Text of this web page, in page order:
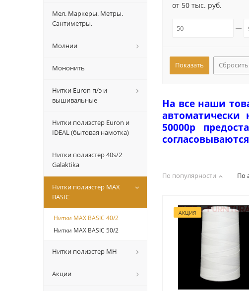
от 50 тыс. руб.
Сбросить
На все наши
автоматически
50000р
По популярности По
АКЦИЯ
Мел. Маркеры. Метры.
Сантиметры.
Молнии
Мононить
Нитки Euron п/э и
вышивальные
Нитки полиэстер Euron и
IDEAL (бытовая намотка)
Нитки полиэстер 40s/2
Galaktika
Нитки полиэстер MAX
BASIC
Нитки МАХ BASIC 40/2
Нитки МАХ BASIC 50/2
Нитки полиэстер MH
Акции